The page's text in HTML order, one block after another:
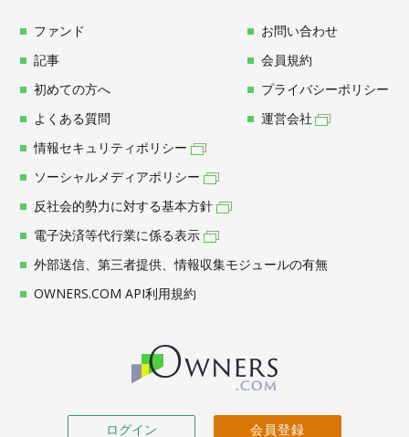
ログイン 会員登録
ファンド
記事
初めての方へ
よくある質問
お問い合わせ
会員規約
プライバシーポリシー
運営会社
情報セキュリティポリシー
ソーシャルメディアポリシー
反社会的勢力に対する基本方針
電子決済等代行業に係る表示
外部送信、第三者提供、情報収集モジュールの有無
OWNERS.COM API利用規約